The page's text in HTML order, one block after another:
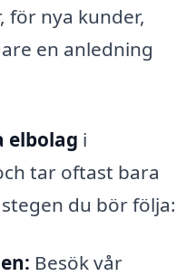
för nya kunder,
en anledning
elbolag i
tar oftast bara
du bör följa:
Besök vår